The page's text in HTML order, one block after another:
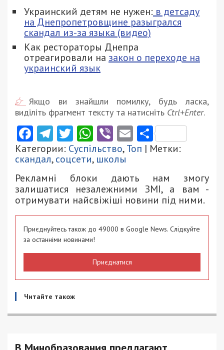
Украинский детям не нужен: в детсаду
на Днепропетровщине разыгрался
скандал из-за языка (видео)
Как рестораторы Днепра
отреагировали на закон о переходе на
украинский язык
Якщо ви знайшли помилку, будь ласка,
виділіть фрагмент тексту та натисніть Ctrl+Enter.
Facebook
Telegram
Twitter
WhatsApp
ViberEmail
Категории: Суспільство,Топ | Метки:
скандал,соцсети, школы
Рекламні блоки дають нам змогу
залишатися незалежними ЗМІ, а вам -
отримувати найсвіжіші новини під ними.
Приєднуйтесь також до 49000 в Google News. Слідкуйте
за останніми новинами!
Приєднатися
Читайте також